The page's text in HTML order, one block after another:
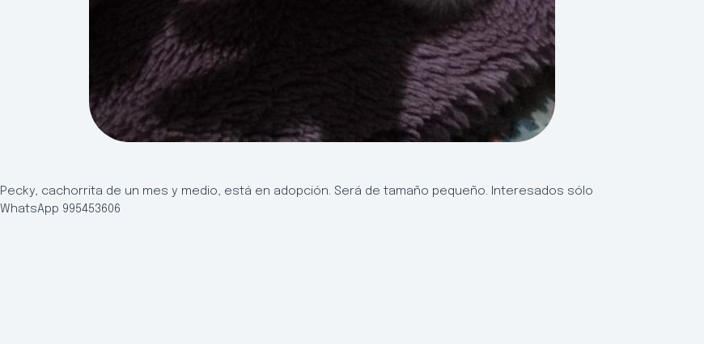
Pecky, cachorrita de un mes y medio, está en adopción. Será de tamaño pequeño. Interesados sólo
WhatsApp 995453606